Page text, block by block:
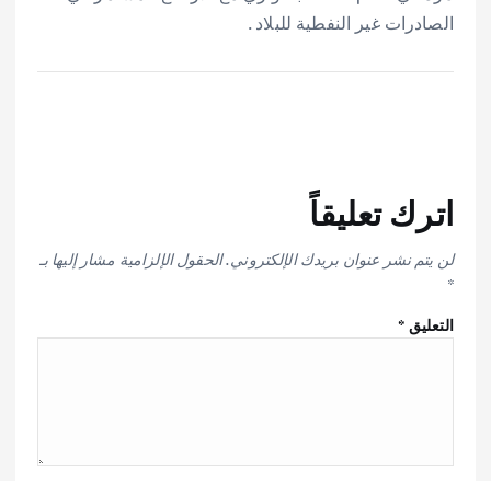
الصادرات غير النفطية للبلاد .
اترك تعليقاً
لن يتم نشر عنوان بريدك الإلكتروني.الحقول الإلزامية مشار إليها بـ
*
التعليق*